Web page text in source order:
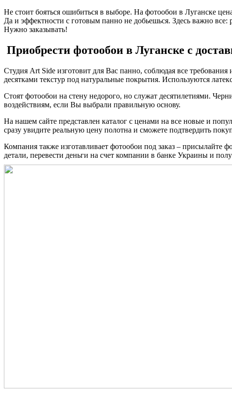
Не стоит бояться ошибиться в выборе. На фотообои в Луганске
Да и эффектности с готовым панно не добьешься. Здесь важно
Нужно заказывать!
Приобрести фотообои в Луганске с
Студия Art Side изготовит для Вас панно, соблюдая все
десятками текстур под натуральные покрытия. Используются
Стоят фотообои на стену недорого, но служат десятилетиями.
воздействиям, если Вы выбрали правильную основу.
На нашем сайте представлен каталог с ценами на все новые и
сразу увидите реальную цену полотна и сможете подтвердить
Компания также изготавливает фотообои под заказ – присылайте
детали, перевести деньги на счет компании в банке Украины и